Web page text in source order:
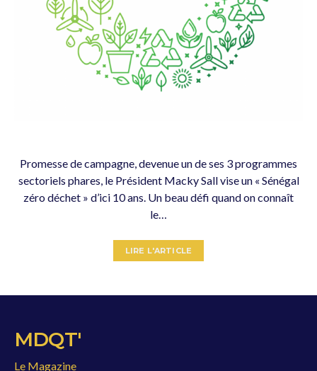
Promesse de campagne, devenue un de ses 3 programmes
sectoriels phares, le Président Macky Sall vise un « Sénégal
zéro déchet » d’ici 10 ans. Un beau défi quand on connaît
le…
LIRE L'ARTICLE
MDQT'
Le Magazine